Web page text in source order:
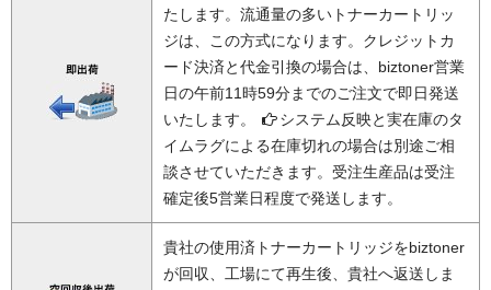
たします。流通量の多いトナーカートリッ
ジは、この方式になります。クレジットカ
ード決済と代金引換の場合は、biztoner営業
日の午前11時59分までのご注文で即日発送
いたします。
システム反映と実在庫のタ
イムラグによる在庫切れの場合は別途ご相
談させていただきます。受注生産品は受注
確定後5営業日程度で発送します。
貴社の使用済トナーカートリッジをbiztoner
が回収、工場にて再生後、貴社へ返送しま